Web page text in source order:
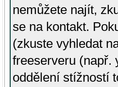
nemůžete najít,
se na kontakt.
(zkuste vyhledat
freeserveru (např.
oddělení stížností